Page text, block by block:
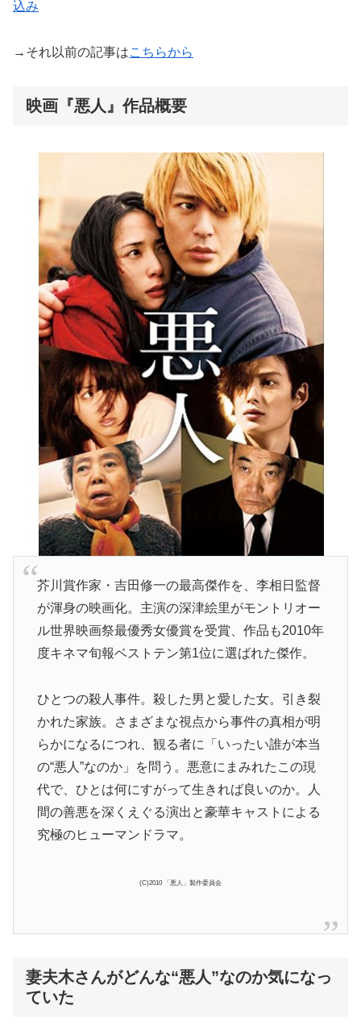
込み
→それ以前の記事はこちらから
映画『悪人』作品概要
芥川賞作家・吉田修一の最高傑作を、李相日監督
が渾身の映画化。主演の深津絵里がモントリオー
ル世界映画祭最優秀女優賞を受賞、作品も2010年
度キネマ旬報ベストテン第1位に選ばれた傑作。
ひとつの殺人事件。殺した男と愛した女。引き裂
かれた家族。さまざまな視点から事件の真相が明
らかになるにつれ、観る者に「いったい誰が本当
の“悪人”なのか」を問う。悪意にまみれたこの現
代で、ひとは何にすがって生きれば良いのか。人
間の善悪を深くえぐる演出と豪華キャストによる
究極のヒューマンドラマ。
(C)2010 「悪人」製作委員会
妻夫木さんがどんな“悪人”なのか気になっ
ていた